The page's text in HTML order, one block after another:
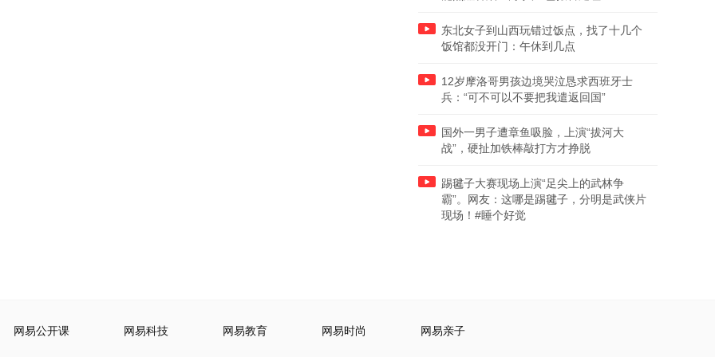
东北女子到山西玩错过饭点，找了十几个
饭馆都没开门：午休到几点
12岁摩洛哥男孩边境哭泣恳求西班牙士
兵：“可不可以不要把我遣返回国”
国外一男子遭章鱼吸脸，上演“拔河大
战”，硬扯加铁棒敲打方才挣脱
踢毽子大赛现场上演“足尖上的武林争
霸”。网友：这哪是踢毽子，分明是武侠片
现场！#睡个好觉
网易公开课 网易科技 网易教育 网易时尚 网易亲子